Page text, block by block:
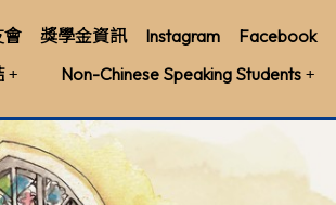
會 獎學金資訊 Instagram
Facebook
Non-Chinese Speaking Students